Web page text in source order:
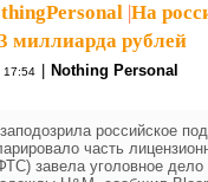
На
миллиарда рублей
17:54 Nothing Personal
российское
часть
завела уголовное дело